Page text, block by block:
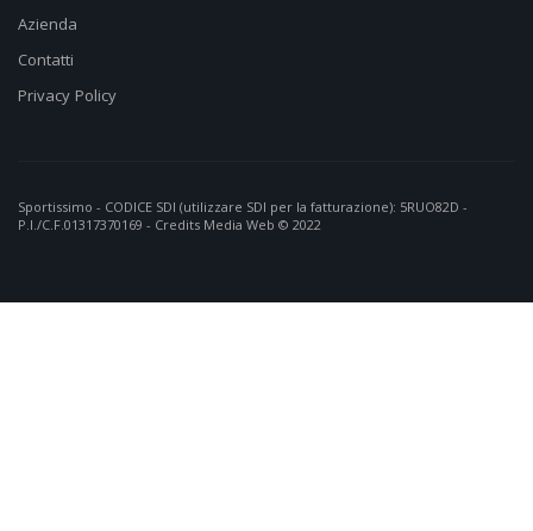
Azienda
Contatti
Privacy Policy
Sportissimo - CODICE SDI (utilizzare SDI per la fatturazione): 5RUO82D -
P.I./C.F.01317370169 - Credits Media Web © 2022